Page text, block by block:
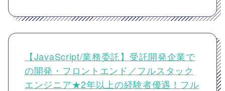
【JavaScript/業務委託】受託開発企業で
の開発・フロントエンド／フルスタック
エンジニア★2年以上の経験者優遇！フル